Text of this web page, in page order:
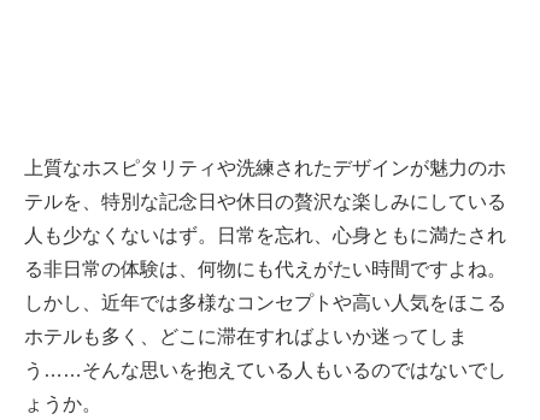
上質なホスピタリティや洗練されたデザインが魅力のホ
テルを、特別な記念日や休日の贅沢な楽しみにしている
人も少なくないはず。日常を忘れ、心身ともに満たされ
る非日常の体験は、何物にも代えがたい時間ですよね。
しかし、近年では多様なコンセプトや高い人気をほこる
ホテルも多く、どこに滞在すればよいか迷ってしま
う……そんな思いを抱えている人もいるのではないでし
ょうか。